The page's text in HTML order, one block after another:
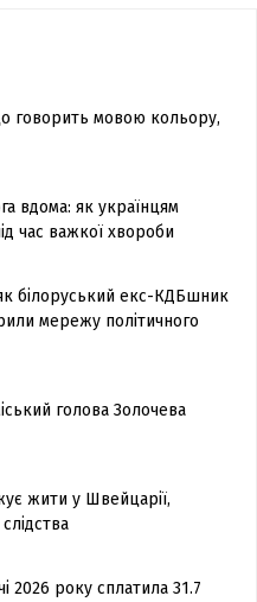
говорить мовою кольору,
вдома: як українцям
час важкої хвороби
як білоруський екс-КДБшник
мережу політичного
голова Золочева
жити у Швейцарії,
2026 року сплатила 31.7